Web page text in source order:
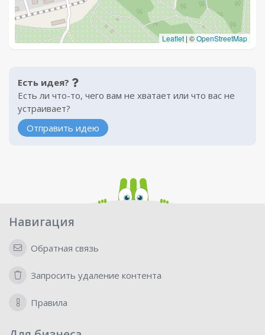
Leaflet | ©OpenStreetMap
Есть идея?
Есть ли что-то, чего вам не хватает или что вас не
устраивает?
Отправить идею
Навигация
Обратная связь
Запросить удаление контента
Правила